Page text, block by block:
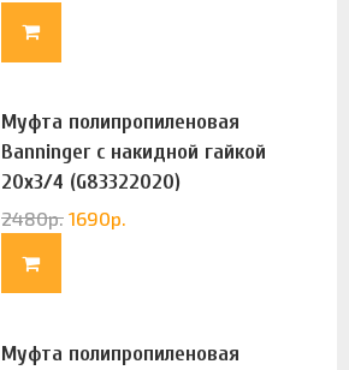
Муфта полипропиленовая
Banninger с накидной гайкой
20х3/4 (G83322020)
2480р. 1690р.
Муфта полипропиленовая